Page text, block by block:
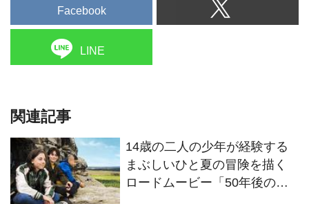
Facebook
LINE
関連記事
14歳の二人の少年が経験する
まぶしいひと夏の冒険を描く
ロードムービー「50年後のボ